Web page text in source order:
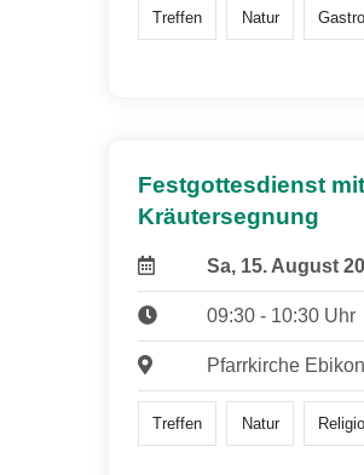
Treffen Natur
Festgottesdienst mit
Kräutersegnung
Sa, 15. August
09:30 - 10:30 Uhr
Pfarrkirche Ebikon
Treffen Natur